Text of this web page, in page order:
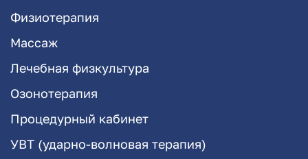
Физиотерапия
Массаж
Лечебная физкультура
Озонотерапия
Процедурный кабинет
УВТ (ударно-волновая терапия)